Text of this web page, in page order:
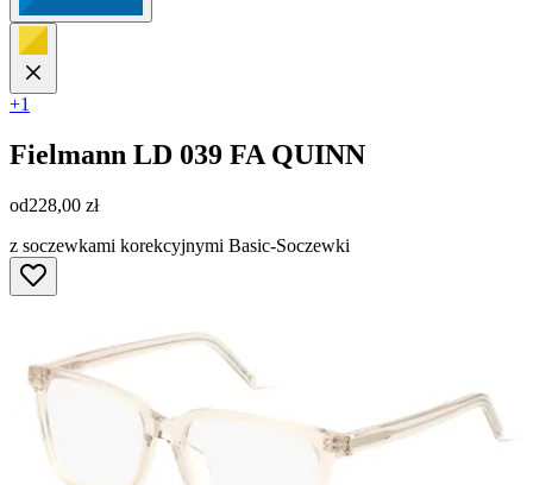
+1
Fielmann LD 039 FA QUINN
od228,00 zł
z soczewkami korekcyjnymi Basic-Soczewki